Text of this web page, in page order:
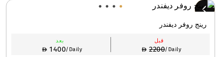
رينج روفر ديفندر
قبل
2200/Daily
بعد
1400/Daily